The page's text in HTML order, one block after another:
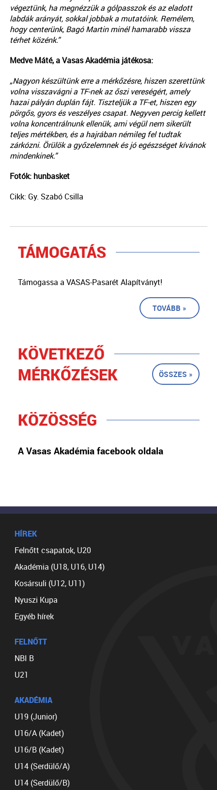
végeztünk, ha megnézzük a gólpasszok és az eladott
labdák arányát, sokkal jobbak a mutatóink. Remélem,
hogy centerünk, Bagó Martin minél hamarabb vissza
térhet közénk.”
Medve Máté, a Vasas Akadémia játékosa:
„Nagyon készültünk erre a mérkőzésre, hiszen szerettünk
volna visszavágni a TF-nek az őszi vereségért, amely
hazai pályán duplán fájt. Tiszteljük a TF-et, hiszen egy
pörgős, gyors és veszélyes csapat. Negyven percig kellett
volna koncentrálnunk ellenük, ami végül nem sikerült
teljes mértékben, és a hajrában némileg fel tudtak
zárkózni. Örülök a győzelemnek és jó egészséget kívánok
mindenkinek.”
Fotók: hunbasket
Cikk: Gy. Szabó Csilla
TÁMOGATÁS
Támogassa a VASAS-Pasarét Alapítványt!
TOVÁBB »
KÖVETKEZŐ
MÉRKŐZÉSEK
ÖSSZES »
KÖZÖSSÉG
A Vasas Akadémia facebook oldala
HÍREK
Felnőtt csapatok, U20
Akadémia (U18, U16, U14)
Kosársuli (U12, U11)
Nyuszi Kupa
Egyéb hírek
FELNŐTT
NBI B
U21
AKADÉMIA
U19 (Junior)
U16/A (Kadet)
U16/B (Kadet)
U14 (Serdülő/A)
U14 (Serdülő/B)